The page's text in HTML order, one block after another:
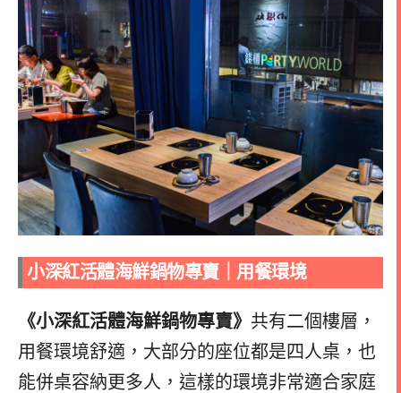
小深紅活體海鮮鍋物專賣｜ 用餐環境
《小深紅活體海鮮鍋物專賣》 共有二個樓層，
用餐環境舒適，大部分的座位都是四人桌，也
能併桌容納更多人，這樣的環境非常適合家庭